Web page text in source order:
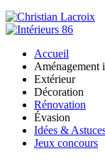
Accueil
Aménagement
Extérieur
Décoration
Rénovation
Évasion
Idées &
Jeux concours